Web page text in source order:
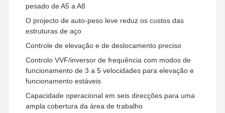
pesado de A5 a A8
O projecto de auto-peso leve reduz os custos das
estruturas de aço
Controle de elevação e de deslocamento preciso
Controlo VVF/inversor de frequência com modos de
funcionamento de 3 a 5 velocidades para elevação e
funcionamento estáveis
Capacidade operacional em seis direcções para uma
ampla cobertura da área de trabalho